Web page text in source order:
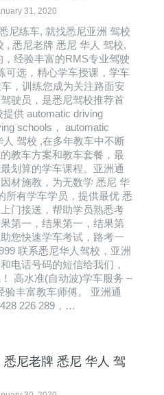
31, 2020
尼练车, 就找悉尼亚洲 驾校
, 悉尼老牌 悉尼 华人 驾校,
经验丰富的RMS专业驾驶
可选，精心学车授课，学车
，训练您成为关注路面安
驶员，是悉尼驾校推荐首
供 automatic driving
schools， automatic
驾校 ,在多年教车中不断
教车方案和教车套餐，最
划算的学车课程。亚洲通
材施教，为无数学 悉尼 华
所有学车学员，提供最优 悉
门接送，帮助学员熟悉考
第一，结果第一，结果第
您快速学车考试，路考一
联系悉尼华人驾校，亚洲
电话号码的短信给我们，
高水准(自动波)学车服务 –
验丰富教车师傅。 亚洲通
226 289，…
尼老牌 悉尼 华人 驾